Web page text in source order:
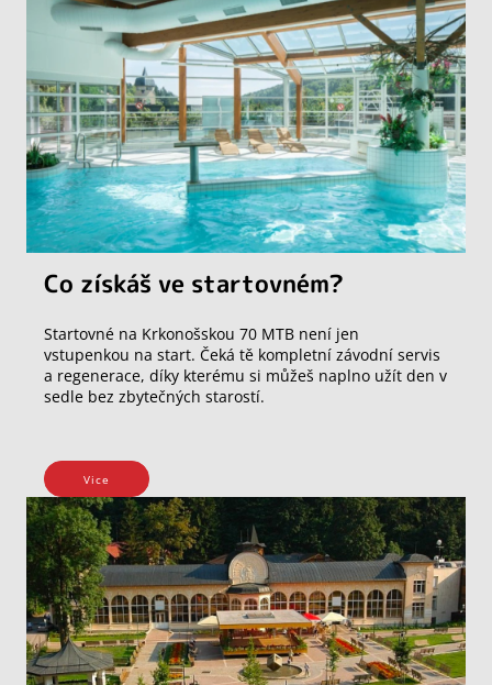
Co získáš ve startovném?
Startovné na Krkonošskou 70 MTB není jen
vstupenkou na start. Čeká tě kompletní závodní servis
a regenerace, díky kterému si můžeš naplno užít den v
sedle bez zbytečných starostí.
Vice